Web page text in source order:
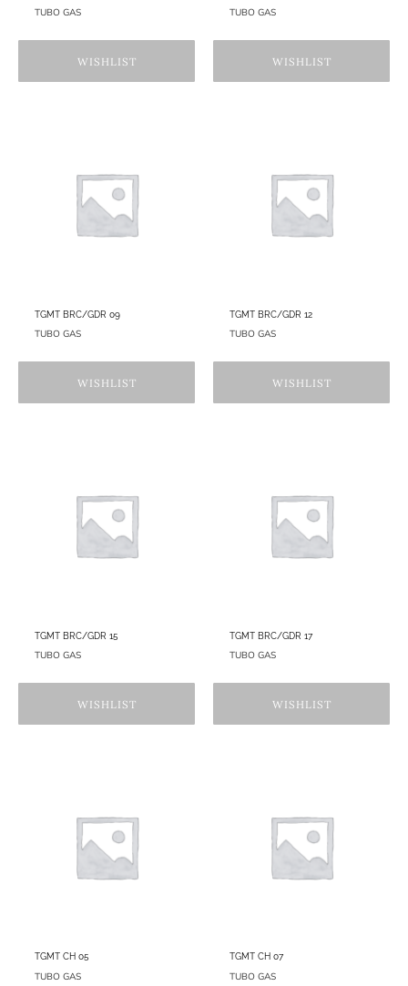
TUBO GAS
WISHLIST
TUBO GAS
WISHLIST
TGMT BRC/GDR 09
TUBO GAS
WISHLIST
TGMT BRC/GDR 12
TUBO GAS
WISHLIST
TGMT BRC/GDR 15
TUBO GAS
WISHLIST
TGMT BRC/GDR 17
TUBO GAS
WISHLIST
TGMT CH 05
TUBO GAS
TGMT CH 07
TUBO GAS